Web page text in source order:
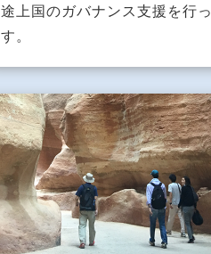
途上国のガバナンス支援を行
す。